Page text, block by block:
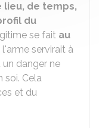
de temps,
du
se fait au
l'arme servirait à
danger ne
soi. Cela
et du